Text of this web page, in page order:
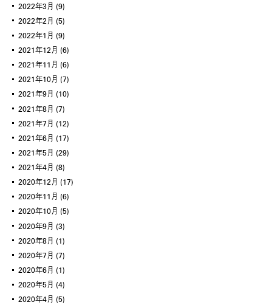
2022年3月 (9)
2022年2月 (5)
2022年1月 (9)
2021年12月 (6)
2021年11月 (6)
2021年10月 (7)
2021年9月 (10)
2021年8月 (7)
2021年7月 (12)
2021年6月 (17)
2021年5月 (29)
2021年4月 (8)
2020年12月 (17)
2020年11月 (6)
2020年10月 (5)
2020年9月 (3)
2020年8月 (1)
2020年7月 (7)
2020年6月 (1)
2020年5月 (4)
2020年4月 (5)